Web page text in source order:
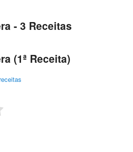
- 3 Receitas
(1ª Receita)
Submit Rating